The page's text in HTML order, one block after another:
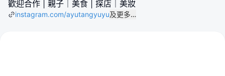
歡迎合作 | 親子｜美食 | 探店｜美妝
instagram.com/ayutangyuyu及更多…